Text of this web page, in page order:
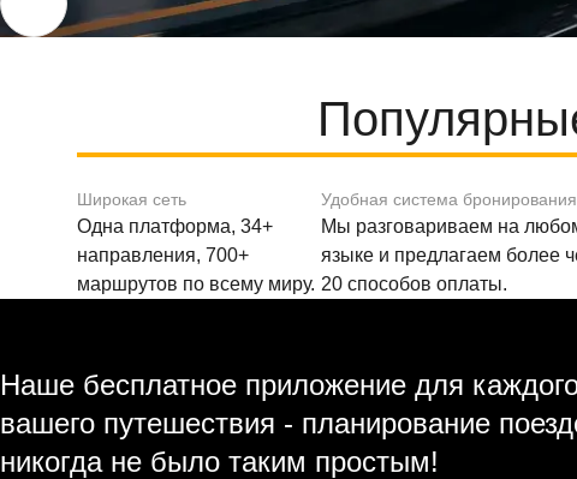
Широкая сеть
Одна платформа, 34+
направления, 700+
маршрутов по всему миру.
Удобная система бронирования
Мы разговариваем на
языке и предлагаем более
20 способов оплаты.
Наше бесплатное приложение для
вашего путешествия - планирование
никогда не было таким простым!